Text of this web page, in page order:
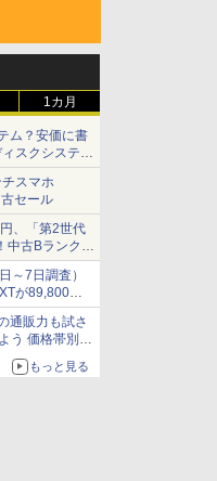
1カ月
ム？安価に書
スクシステ
スマホ
セール
、「第2世代
中古Bランク品
～7日調査）
が89,800
型モニターが
か
通販力も試さ
う 価格帯別に
クアップ text
もっと見る